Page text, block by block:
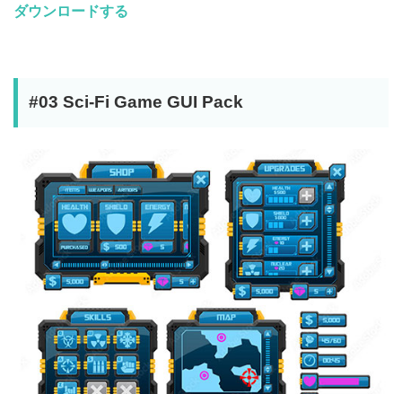
ダウンロードする
#03 Sci-Fi Game GUI Pack